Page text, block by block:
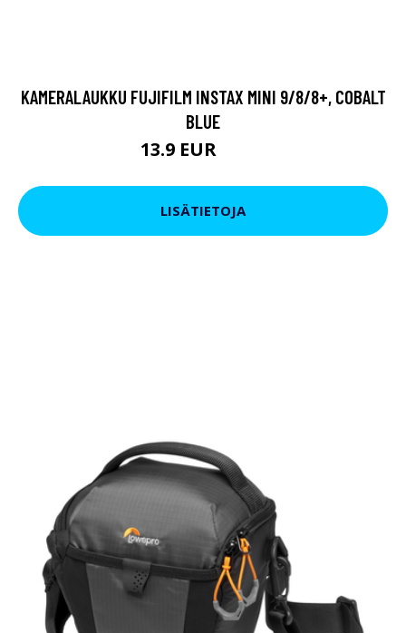
KAMERALAUKKU FUJIFILM INSTAX MINI 9/8/8+, COBALT
BLUE
13.9 EUR
LISÄTIETOJA